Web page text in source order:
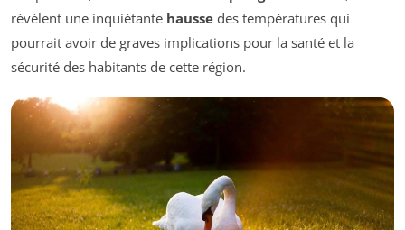
révèlent une inquiétante hausse des températures qui
pourrait avoir de graves implications pour la santé et la
sécurité des habitants de cette région.